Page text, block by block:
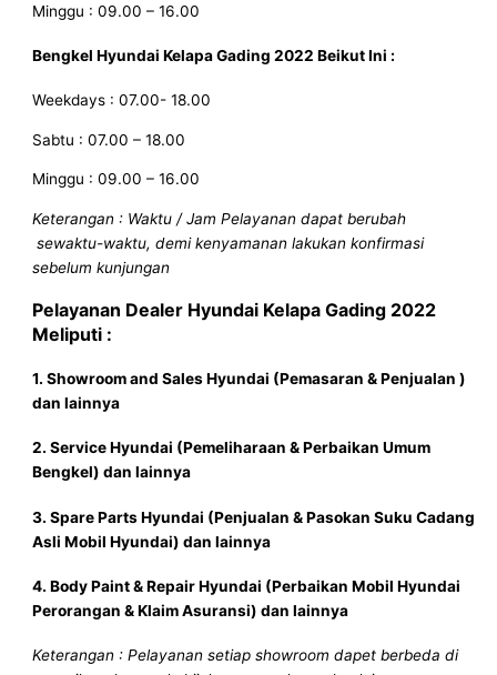
Minggu : 09.00 – 16.00
Bengkel HyundaiKelapa Gading 2022Beikut Ini :
Weekdays : 07.00- 18.00
Sabtu : 07.00 – 18.00
Minggu : 09.00 – 16.00
Keterangan : Waktu / Jam Pelayanan dapat berubah
sewaktu-waktu, demi kenyamanan lakukan konfirmasi
sebelum kunjungan
Pelayanan Dealer Hyundai Kelapa Gading 2022
Meliputi :
1. Showroom and SalesHyundai (Pemasaran & Penjualan )
dan lainnya
2. ServiceHyundai (Pemeliharaan & Perbaikan Umum
Bengkel) dan lainnya
3. Spare PartsHyundai (Penjualan & Pasokan Suku Cadang
Asli MobilHyundai) dan lainnya
4. Body Paint & RepairHyundai (Perbaikan MobilHyundai
Perorangan & Klaim Asuransi) dan lainnya
Keterangan : Pelayanan setiap showroom dapet berbeda di